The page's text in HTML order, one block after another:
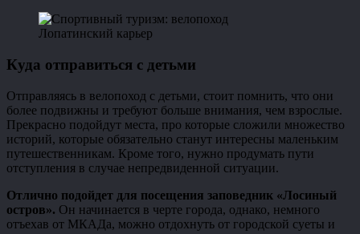
Лопатинский карьер
Куда отправиться с детьми
Отправляясь в велопоход с детьми, стоит помнить, что они
более подвижны и требуют больше внимания, чем взрослые.
Прекрасно подойдут места, про которые сложили множество
историй, которые обязательно станут интересны маленьким
путешественникам. Кроме того, нужно продумать пути
отступления в случае непредвиденной ситуации.
Отлично подойдет для посещения заповедник «Лосиный
остров». Он начинается в черте города, однако, немного
отъехав от МКАДа, можно отдохнуть от городской суеты и